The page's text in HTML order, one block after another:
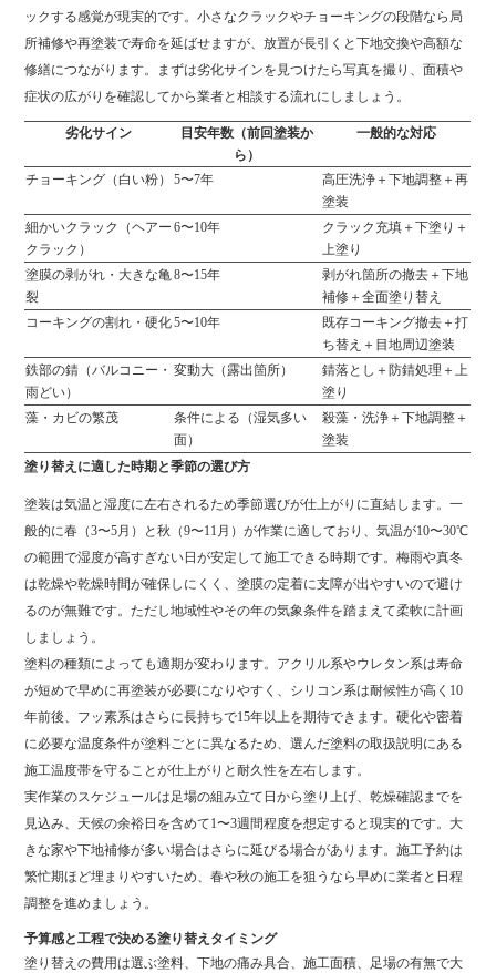
ックする感覚が現実的です。小さなクラックやチョーキングの段階なら局
所補修や再塗装で寿命を延ばせますが、放置が長引くと下地交換や高額な
修繕につながります。まずは劣化サインを見つけたら写真を撮り、面積や
症状の広がりを確認してから業者と相談する流れにしましょう。
劣化サイン
目安年数（前回塗装か
ら）
一般的な対応
チョーキング（白い粉） 5〜7年
高圧洗浄＋下地調整＋再
塗装
細かいクラック（ヘアー
クラック）
6〜10年
クラック充填＋下塗り＋
上塗り
塗膜の剥がれ・大きな亀
裂
8〜15年
剥がれ箇所の撤去＋下地
補修＋全面塗り替え
コーキングの割れ・硬化5〜10年
既存コーキング撤去＋打
ち替え＋目地周辺塗装
鉄部の錆（バルコニー・
雨どい）
変動大（露出箇所）
錆落とし＋防錆処理＋上
塗り
藻・カビの繁茂
条件による（湿気多い
面）
殺藻・洗浄＋下地調整＋
塗装
塗り替えに適した時期と季節の選び方
塗装は気温と湿度に左右されるため季節選びが仕上がりに直結します。一
般的に春（3〜5月）と秋（9〜11月）が作業に適しており、気温が10〜30℃
の範囲で湿度が高すぎない日が安定して施工できる時期です。梅雨や真冬
は乾燥や乾燥時間が確保しにくく、塗膜の定着に支障が出やすいので避け
るのが無難です。ただし地域性やその年の気象条件を踏まえて柔軟に計画
しましょう。
塗料の種類によっても適期が変わります。アクリル系やウレタン系は寿命
が短めで早めに再塗装が必要になりやすく、シリコン系は耐候性が高く10
年前後、フッ素系はさらに長持ちで15年以上を期待できます。硬化や密着
に必要な温度条件が塗料ごとに異なるため、選んだ塗料の取扱説明にある
施工温度帯を守ることが仕上がりと耐久性を左右します。
実作業のスケジュールは足場の組み立て日から塗り上げ、乾燥確認までを
見込み、天候の余裕日を含めて1〜3週間程度を想定すると現実的です。大
きな家や下地補修が多い場合はさらに延びる場合があります。施工予約は
繁忙期ほど埋まりやすいため、春や秋の施工を狙うなら早めに業者と日程
調整を進めましょう。
予算感と工程で決める塗り替えタイミング
塗り替えの費用は選ぶ塗料、下地の痛み具合、施工面積、足場の有無で大